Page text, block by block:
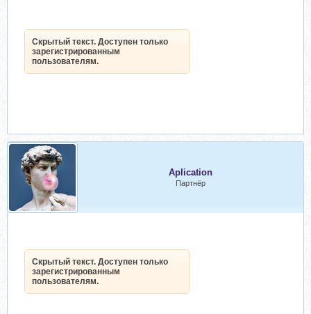
Скрытый текст. Доступен только
зарегистрированным
пользователям.
Aplication
Партнёр
Скрытый текст. Доступен только
зарегистрированным
пользователям.